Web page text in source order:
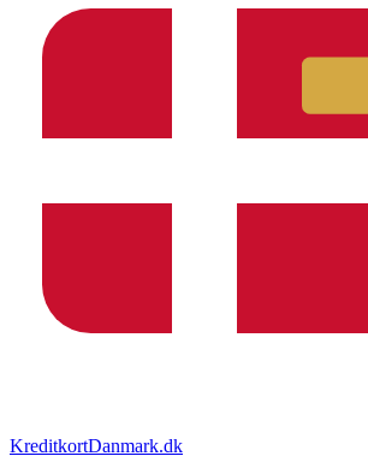
KreditkortDanmark.dk